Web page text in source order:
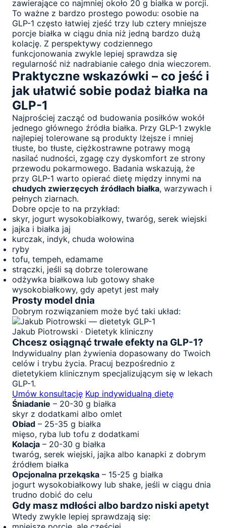
zawierające co najmniej około 20 g białka w porcji.
To ważne z bardzo prostego powodu: osobie na
GLP-1 często łatwiej zjeść trzy lub cztery mniejsze
porcje białka w ciągu dnia niż jedną bardzo dużą
kolację. Z perspektywy codziennego
funkcjonowania zwykle lepiej sprawdza się
regularność niż nadrabianie całego dnia wieczorem.
Praktyczne wskazówki – co jeść i
jak ułatwić sobie podaż białka na
GLP-1
Najprościej zacząć od budowania posiłków wokół
jednego głównego źródła białka. Przy GLP-1 zwykle
najlepiej tolerowane są produkty lżejsze i mniej
tłuste, bo tłuste, ciężkostrawne potrawy mogą
nasilać nudności, zgagę czy dyskomfort ze strony
przewodu pokarmowego. Badania wskazują, że
przy GLP-1 warto opierać dietę między innymi na
chudych zwierzęcych źródłach białka, warzywach i
pełnych ziarnach.
Dobre opcje to na przykład:
skyr, jogurt wysokobiałkowy, twaróg, serek wiejski
jajka i białka jaj
kurczak, indyk, chuda wołowina
ryby
tofu, tempeh, edamame
strączki, jeśli są dobrze tolerowane
odżywka białkowa lub gotowy shake
wysokobiałkowy, gdy apetyt jest mały
Prosty model dnia
Dobrym rozwiązaniem może być taki układ:
Jakub Piotrowski · Dietetyk kliniczny
Chcesz osiągnąć trwałe efekty na GLP-1?
Indywidualny plan żywienia dopasowany do Twoich
celów i trybu życia. Pracuj bezpośrednio z
dietetykiem klinicznym specjalizującym się w lekach
GLP-1.
Umów konsultację Kup indywidualną dietę
Śniadanie – 20-30 g białka
skyr z dodatkami albo omlet
Obiad – 25-35 g białka
mięso, ryba lub tofu z dodatkami
Kolacja – 20-30 g białka
twaróg, serek wiejski, jajka albo kanapki z dobrym
źródłem białka
Opcjonalna przekąska – 15-25 g białka
jogurt wysokobiałkowy lub shake, jeśli w ciągu dnia
trudno dobić do celu
Gdy masz mdłości albo bardzo niski apetyt
Wtedy zwykle lepiej sprawdzają się: